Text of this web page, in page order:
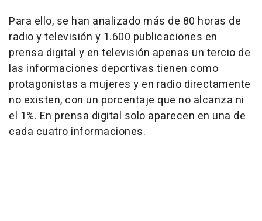
Para ello, se han analizado más de 80 horas de
radio y televisión y 1.600 publicaciones en
prensa digital y en televisión apenas un tercio de
las informaciones deportivas tienen como
protagonistas a mujeres y en radio directamente
no existen, con un porcentaje que no alcanza ni
el 1%. En prensa digital solo aparecen en una de
cada cuatro informaciones.